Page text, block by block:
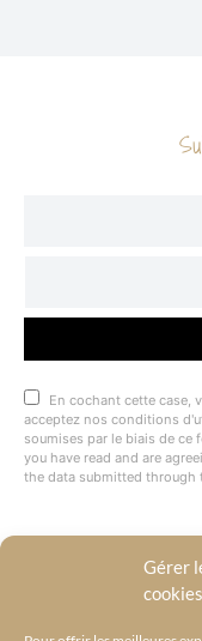
Gérer
cookies
En cochant cette case,
acceptez nos conditions
soumises par le biais de
you have read and are
the data submitted through